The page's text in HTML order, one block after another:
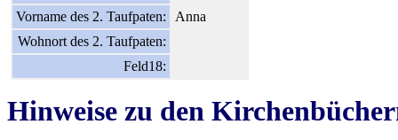
Vorname des 2. Taufpaten:
Anna
Wohnort des 2. Taufpaten:
Feld18:
Hinweise zu den